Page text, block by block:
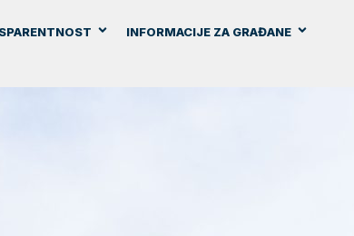
INFORMACIJE ZA GRAĐANE